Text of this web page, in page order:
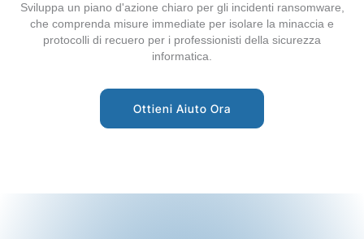
Sviluppa un piano d'azione chiaro per gli incidenti ransomware,
che comprenda misure immediate per isolare la minaccia e
protocolli di recuero per i professionisti della sicurezza
informatica.
Ottieni Aiuto Ora